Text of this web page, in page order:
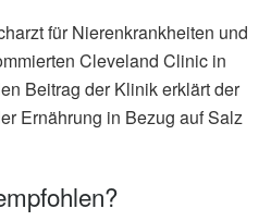
für Nierenkrankheiten und
Cleveland Clinic in
Beitrag der Klinik erklärt der
Ernährung in Bezug auf Salz